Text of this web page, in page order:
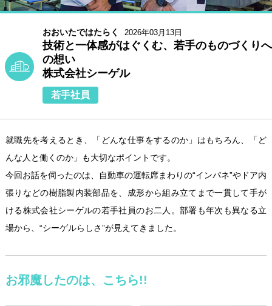
おおいたではたらく 2026年03月13日
技術と一体感がはぐくむ、若手のものづくりへ
の想い
株式会社シーゲル
若手社員
就職先を考えるとき、「どんな仕事をするのか」はもちろん、「ど
んな人と働くのか」も大切なポイントです。
今回お話を伺ったのは、自動車の運転席まわりの“インパネ”やドア内
張りなどの樹脂製内装部品を、成形から組み立てまで一貫して手が
ける株式会社シーゲルの若手社員のお二人。部署も年次も異なる立
場から、“シーゲルらしさ”が見えてきました。
お邪魔したのは、こちら!!